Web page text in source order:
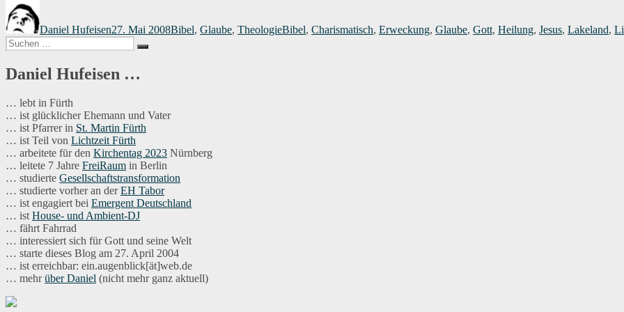
Daniel Hufeisen27. Mai 2008Bibel, Glaube, TheologieBibel, Charismatisch, Erweckung, Glaube, Gott, Heilung, Jesus, Lakeland,
Suchen
nach:
Suchen
Daniel Hufeisen …
… lebt in Fürth
… ist glücklicher Ehemann und Vater
… ist Pfarrer in St. Martin Fürth
… ist Teil von Lichtzeit Fürth
… arbeitete für den Kirchentag 2023 Nürnberg
… leitete 7 Jahre FreiRaum in Berlin
… studierte Gesellschaftstransformation
… studierte vorher an derEH Tabor
… ist engagiert bei Emergent Deutschland
… istHouse- und Ambient-DJ
… fährt Fahrrad
… interessiert sich für Gott und seine Welt
… starte dieses Blog am 27. April 2004
… ist erreichbar: ein.augenblick[ät]web.de
… mehrüber Daniel (nicht mehr ganz aktuell)